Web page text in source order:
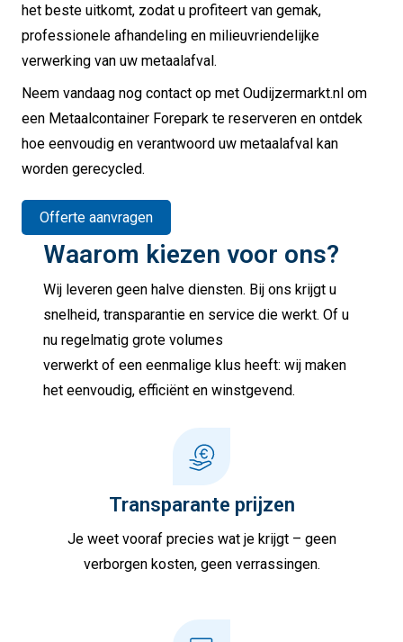
het beste uitkomt, zodat u profiteert van gemak,
professionele afhandeling en milieuvriendelijke
verwerking van uw metaalafval.
Neem vandaag nog contact op met Oudijzermarkt.nl om
een Metaalcontainer Forepark te reserveren en ontdek
hoe eenvoudig en verantwoord uw metaalafval kan
worden gerecycled.
Offerte aanvragen
Waarom kiezen voor ons?
Wij leveren geen halve diensten. Bij ons krijgt u
snelheid, transparantie en service die werkt. Of u
nu regelmatig grote volumes
verwerkt of een eenmalige klus heeft: wij maken
het eenvoudig, efficiënt en winstgevend.
Transparante prijzen
Je weet vooraf precies wat je krijgt – geen
verborgen kosten, geen verrassingen.